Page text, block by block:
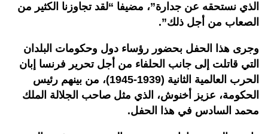
الذي نستحقه عن جدارة”، مضيفا “لقد تجاوزنا الكثير من
الصعاب من أجل ذلك”.
وجرى هذا الحفل بحضور رؤساء دول وحكومات البلدان
التي قاتلت إلى جانب الحلفاء من أجل تحرير فرنسا إبان
الحرب العالمية الثانية (1939-1945)، من بينهم رئيس
الحكومة، عزيز أخنوش، الذي مثل صاحب الجلالة الملك
محمد السادس في هذا الحفل.